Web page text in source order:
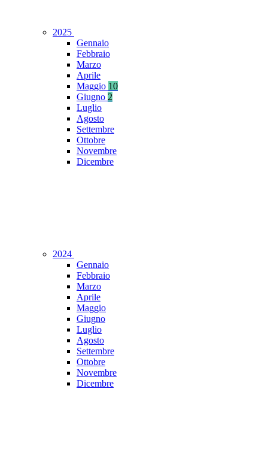
2025
Gennaio
Febbraio
Marzo
Aprile
Maggio 10
Giugno 2
Luglio
Agosto
Settembre
Ottobre
Novembre
Dicembre
2024
Gennaio
Febbraio
Marzo
Aprile
Maggio
Giugno
Luglio
Agosto
Settembre
Ottobre
Novembre
Dicembre